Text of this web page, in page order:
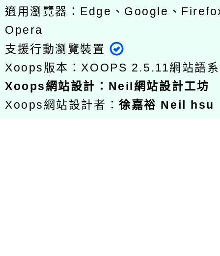
適用瀏覽器：Edge、Google、
Opera
支援行動瀏覽裝置
Xoops版本：XOOPS 2.5.11網站語
Xoops網站設計 ： Neil網站設計工坊
Xoops網站設計者：徐嘉裕 Neil hsu